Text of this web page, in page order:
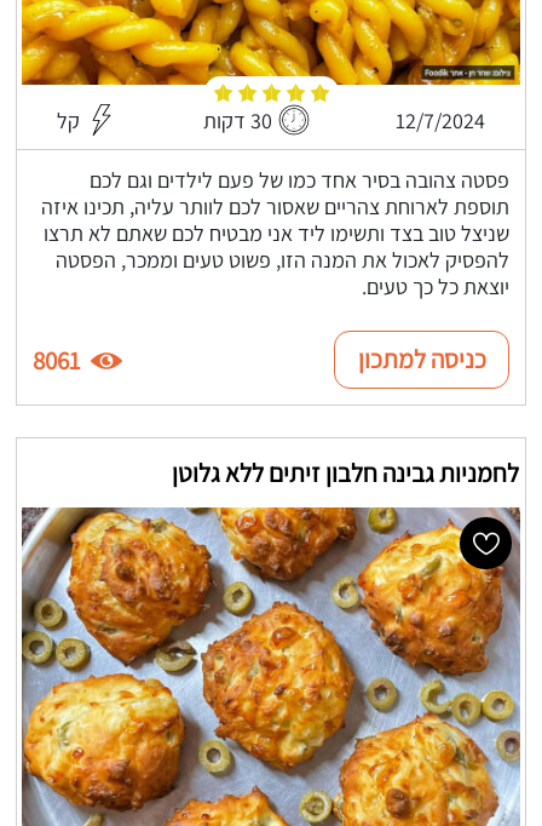
12/7/2024 30 דקות קל
פסטה צהובה בסיר אחד כמו של פעם לילדים וגם לכם
תוספת לארוחת צהריים שאסור לכם לוותר עליה, תכינו איזה
שניצל טוב בצד ותשימו ליד אני מבטיח לכם שאתם לא תרצו
להפסיק לאכול את המנה הזו, פשוט טעים וממכר, הפסטה
יוצאת כל כך טעים.
כניסה למתכון 8061
לחמניות גבינה חלבון זיתים ללא גלוטן